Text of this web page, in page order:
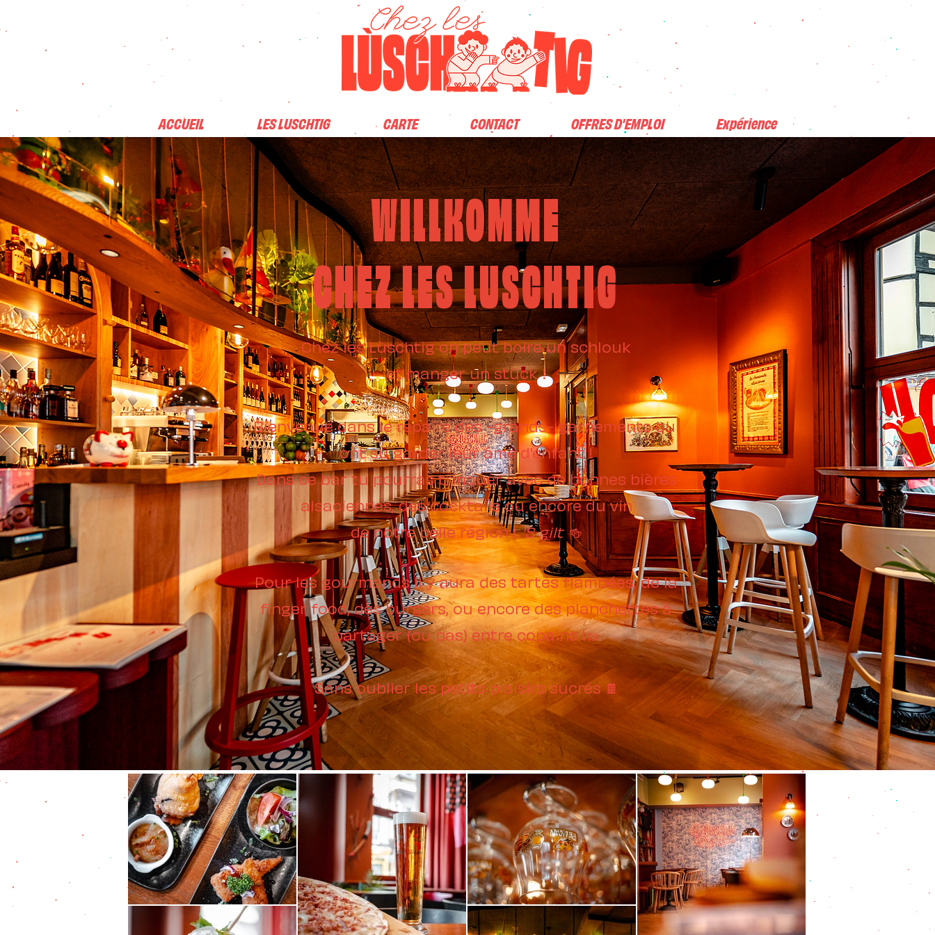
ACCUEIL LES LUSCHTIG CARTE CONTACT OFFRES D'EMPLOI Expérience
WILLKOMME
CHEZ LES LUSCHTIG
Chez les Lùschtig on peut boire un schlouk
et manger un stück !
Bienvenue dans le repaire des -grands-garnements qui
ont su garderleur âme d'enfant !
Dans ce bar tu pourras trinquer avec de bonnes bières
alsaciennes, des cocktails ou encore du vin
de notre belle région !'S gilt🍻
Pour les gourmands il y aura des tartes flambées, de la
finger food, des burgers, ou encore desplanchettes à
partager (ou pas) entre copains !🥨
Sans oublier les petits plaisirs sucrés 🍫